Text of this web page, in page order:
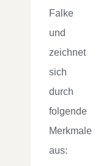
Falke
und
zeichnet
sich
durch
folgende
Merkmale
aus: